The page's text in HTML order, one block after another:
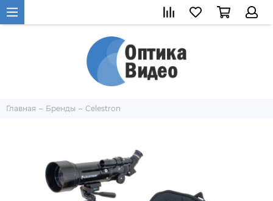
Главная Бренды Celestron